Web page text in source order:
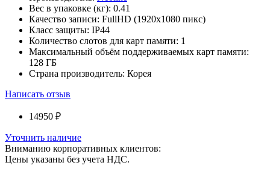
Вес в упаковке (кг): 0.41
Качество записи: FullHD (1920x1080 пикс)
Класс защиты: IP44
Количество слотов для карт памяти: 1
Максимальный объём поддерживаемых карт памяти:
128 ГБ
Страна производитель: Корея
Написать отзыв
14950 ₽
Уточнить наличие
Вниманию корпоративных клиентов:
Цены указаны без учета НДС.